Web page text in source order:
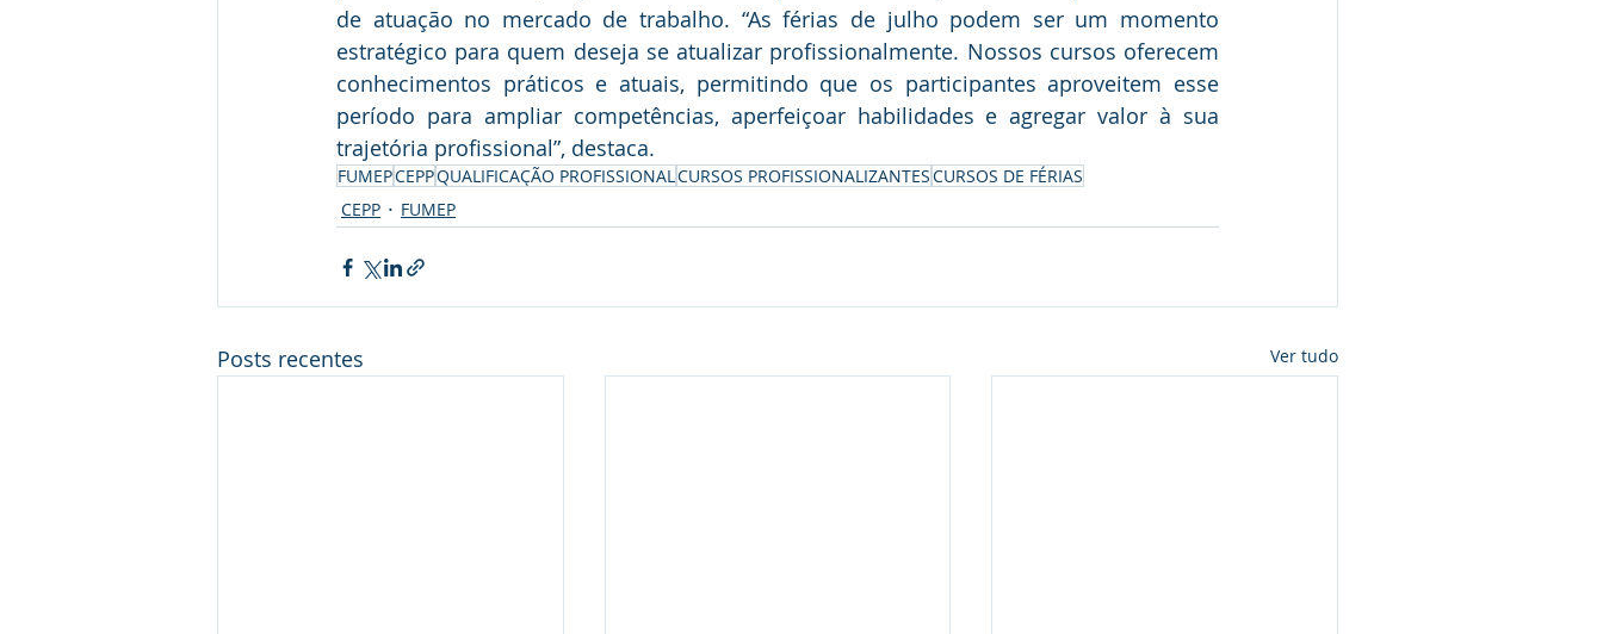
de atuação no mercado de trabalho. “As férias de julho podem ser um momento
estratégico para quem deseja se atualizar profissionalmente. Nossos cursos oferecem
conhecimentos práticos e atuais, permitindo que os participantes aproveitem esse
período para ampliar competências, aperfeiçoar habilidades e agregar valor à sua
trajetória profissional”, destaca.
FUMEPCEPPQUALIFICAÇÃO PROFISSIONALCURSOS PROFISSIONALIZANTESCURSOS DE FÉRIAS
CEPP
FUMEP
Posts recentes Ver tudo